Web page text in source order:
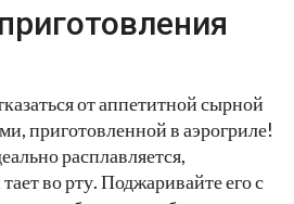
от аппетитной сырной
приготовленной в аэрогриле!
расплавляется,
во рту. Поджаривайте его с